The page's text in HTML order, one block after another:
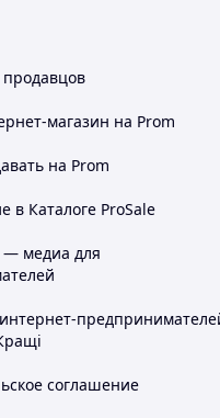
магазин на Prom
на Prom
в Каталоге ProSale
— медиа для
соглашение